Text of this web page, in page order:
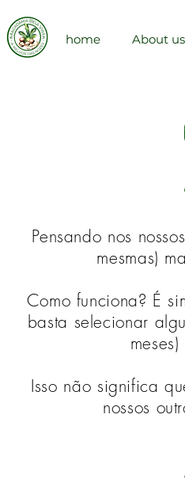
home About us
Pensando nos
mesmas)
Como funciona? É
basta selecionar
Isso não significa
nossos